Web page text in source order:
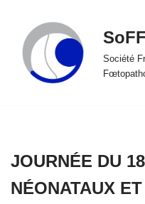
Aller
au
contenu
Société
JOURNÉE DU
NÉONATAUX